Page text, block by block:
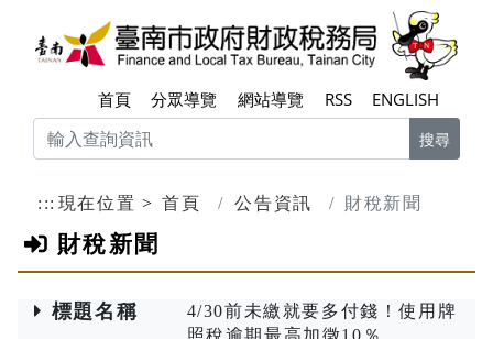
跳到主要內容區塊
首頁 分眾導覽 網站導覽 RSS ENGLISH
搜尋
::: 現在位置 首頁 公告資訊 財稅新聞
財稅新聞
標題名稱
4/30前未繳就要多付錢！使用牌
照稅逾期最高加徵10％